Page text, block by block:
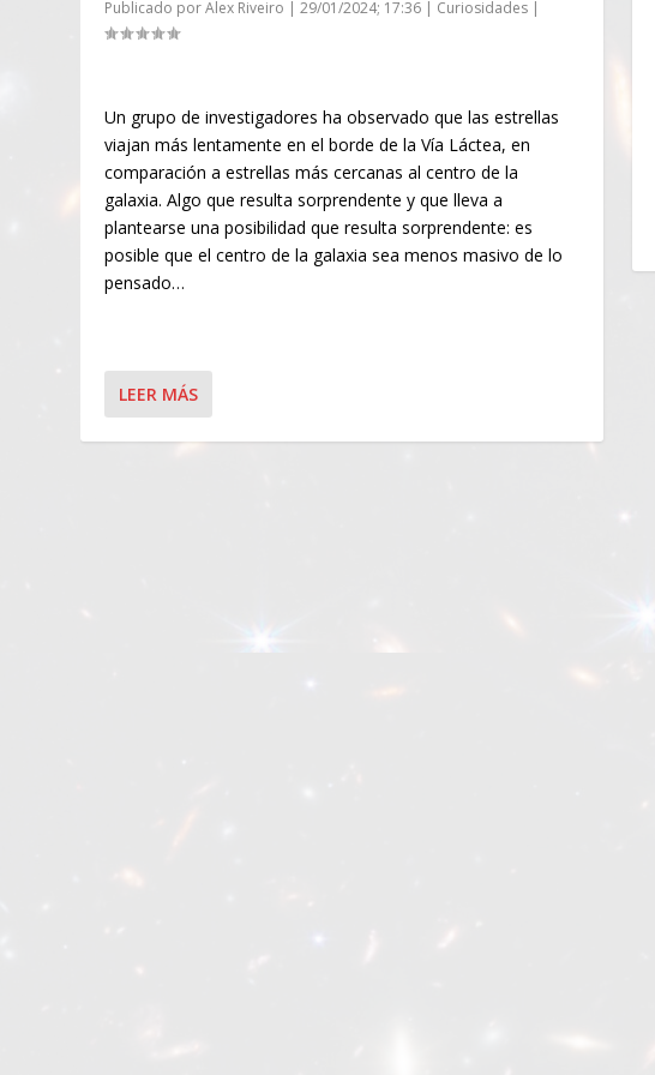
Publicado porAlex Riveiro |29/01/2024; 17:36 | Curiosidades |
Un grupo de investigadores ha observado que las estrellas
viajan más lentamente en el borde de la Vía Láctea, en
comparación a estrellas más cercanas al centro de la
galaxia. Algo que resulta sorprendente y que lleva a
plantearse una posibilidad que resulta sorprendente: es
posible que el centro de la galaxia sea menos masivo de lo
pensado…
LEER MÁS